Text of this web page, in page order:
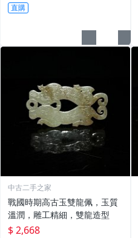
直購
中古二手之家
戰國時期高古玉雙龍佩，玉質
溫潤，雕工精細，雙龍造型
$ 2,668